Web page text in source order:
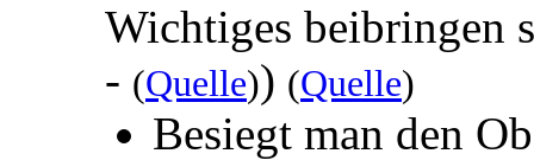
Wichtiges beibringen
- (Quelle)) (Quelle)
Besiegt man den